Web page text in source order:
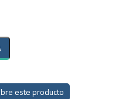
este producto